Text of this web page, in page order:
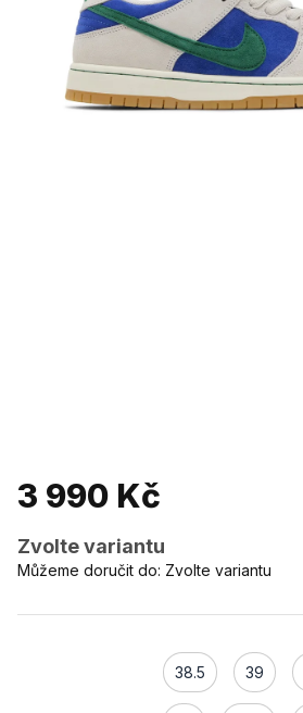
3 990 Kč
Zvolte variantu
38.5 39
Můžeme doručit do: Zvolte variantu